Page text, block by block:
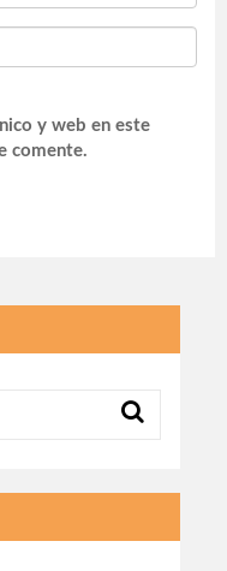
y web en este
comente.